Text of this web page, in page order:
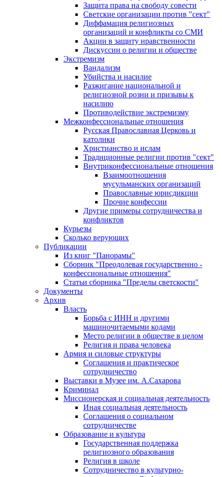
Защита права на свободу совести
Светские организации против "сект"
Диффамация религиозных
организаций и конфликты со СМИ
Акции в защиту нравственности
Дискуссии о религии и обществе
Экстремизм
Вандализм
Убийства и насилие
Разжигание национальной и
религиозной розни и призывы к
насилию
Противодействие экстремизму
Межконфессиональные отношения
Русская Православная Церковь и
католики
Христианство и ислам
Традиционные религии против "сект"
Внутриконфессиональные отношения
Взаимоотношения
мусульманских организаций
Православные юрисдикции
Прочие конфессии
Другие примеры сотрудничества и
конфликтов
Курьезы
Сколько верующих
Публикации
Из книг "Панорамы"
Сборник "Преодолевая государственно -
конфессиональные отношения"
Статьи сборника "Пределы светскости"
Документы
Архив
Власть
Борьба с ИНН и другими
машиночитаемыми кодами
Место религии в обществе в целом
Религия и права человека
Армия и силовые структуры
Соглашения и практическое
сотрудничество
Выставки в Музее им. А.Сахарова
Криминал
Миссионерская и социальная деятельность
Иная социальная деятельность
Соглашения о социальном
сотрудничестве
Образование и культура
Государственная поддержка
религиозного образования
Религия в школе
Сотрудничество в культурно-